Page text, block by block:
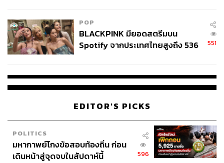
POP
BLACKPINK มียอดสตรีมบน
Spotify จากประเทศไทยสูงถึง 536
551
EDITOR'S PICKS
POLITICS
มหากาพย์โกงข้อสอบท้องถิ่น ก่อน
เดินหน้าสู่จุดจบในสัปดาห์นี้
596